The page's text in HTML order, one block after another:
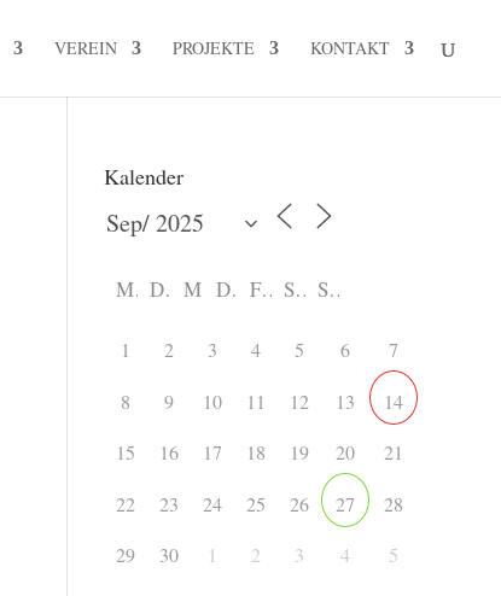
VEREIN PROJEKTE KONTAKT
Kalender
M D M D F S S
1 2 3 4 5 6 7
8 9 10 11 12 13
14
15
16 17 18 19 20 21
22 23 24 25 26 27 28
29 30 1 2 3 4 5